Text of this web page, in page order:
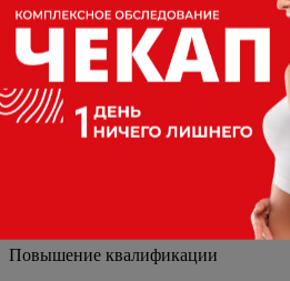
Должность
Акушер-гинеколог, Гинеколог
Стаж
48 лет
Специализация
Акушер-гинеколог, Гинеколог
Образование
1973-1979 гг. - Кубанский
Красной Армии,
Повышение квалификации